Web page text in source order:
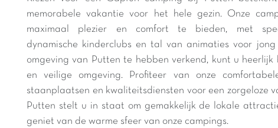
memorabele vakantie voor het hele gezin. Onze
maximaal plezier en comfort te bieden, met
dynamische kinderclubs en tal van animaties voor
omgeving van Putten te hebben verkend, kunt u heerlijk
en veilige omgeving. Profiteer van onze
staanplaatsen en kwaliteitsdiensten voor een zorgeloze
Putten stelt u in staat om gemakkelijk de lokale
geniet van de warme sfeer van onze campings.